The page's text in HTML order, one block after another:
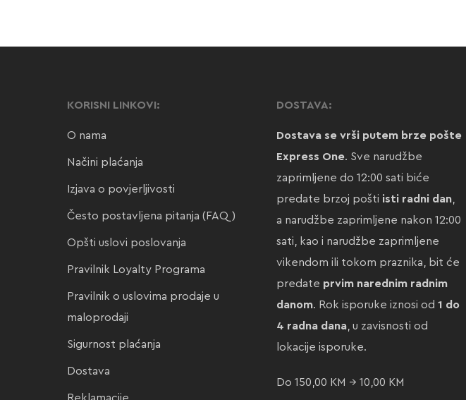
KORISNI LINKOVI:
O nama
Načini plaćanja
Izjava o povjerljivosti
Često postavljena pitanja (FAQ)
Opšti uslovi poslovanja
Pravilnik Loyalty Programa
Pravilnik o uslovima prodaje u
maloprodaji
Sigurnost plaćanja
Dostava
DOSTAVA:
Dostava se vrši putem brze pošte
Express One. Sve narudžbe
zaprimljene do 12:00 sati biće
predate brzoj pošti isti radni dan,
a narudžbe zaprimljene nakon 12:00
sati, kao i narudžbe zaprimljene
vikendom ili tokom praznika, bit će
predate prvim narednim radnim
danom. Rok isporuke iznosi od 1 do
4 radna dana, u zavisnosti od
lokacije isporuke.
Do 150,00 KM → 10,00 KM